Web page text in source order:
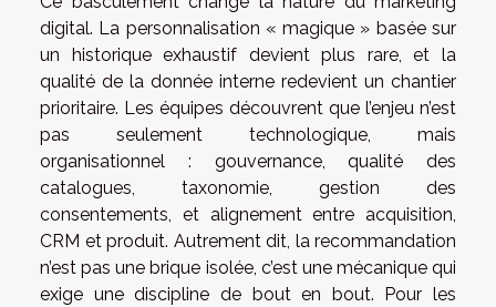
digital. La personnalisation « magique » basée sur
un historique exhaustif devient plus rare, et la
qualité de la donnée interne redevient un chantier
prioritaire. Les équipes découvrent que l’enjeu n’est
pas seulement technologique, mais
organisationnel : gouvernance, qualité des
catalogues, taxonomie, gestion des
consentements, et alignement entre acquisition,
CRM et produit. Autrement dit, la recommandation
n’est pas une brique isolée, c’est une mécanique qui
exige une discipline de bout en bout. Pour les